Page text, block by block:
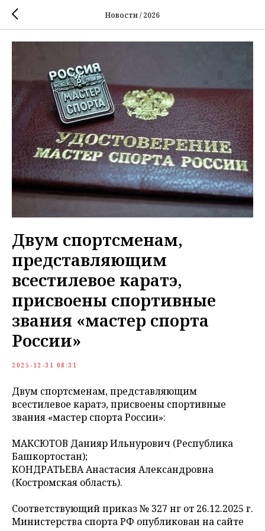
Новости / 2026
Двум спортсменам,
представляющим
всестилевое каратэ,
присвоены спортивные
звания «мастер спорта
России»
2025-12-31 08:31
Двум спортсменам, представляющим
всестилевое каратэ, присвоены спортивные
звания «мастер спорта России»:
МАКСЮТОВ Данияр Ильнурович (Республика
Башкортостан);
КОНДРАТЬЕВА Анастасия Александровна
(Костромская область).
Соответствующий приказ № 327 нг от 26.12.2025 г.
Министерства спорта РФ опубликован на сайте